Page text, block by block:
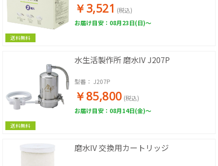
送料無料
￥3,521 (税込)
お届け目安：08月23日(日)～
送料無料
水生活製作所 磨水IV J207P
型番： J207P
￥85,800 (税込)
お届け目安：08月14日(金)～
磨水IV 交換用カートリッジ